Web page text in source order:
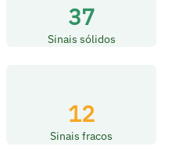
37
Sinais sólidos
12
Sinais fracos